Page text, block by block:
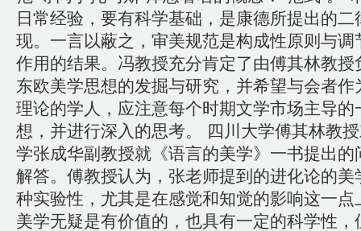
日常经验，要有科学基础，是康德所提出的二
现。一言以蔽之，审美规范是构成性原则与调
作用的结果。冯教授充分肯定了由傅其林教授
东欧美学思想的发掘与研究，并希望与会者作
理论的学人，应注意每个时期文学市场主导的
想，并进行深入的思考。 四川大学傅其林教
学张成华副教授就《语言的美学》一书提出的
解答。傅教授认为，张老师提到的进化论的美
种实验性，尤其是在感觉和知觉的影响这一点
美学无疑是有价值的，也具有一定的科学性，